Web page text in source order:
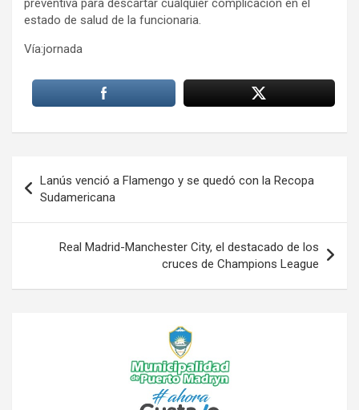
preventiva para descartar cualquier complicación en el
estado de salud de la funcionaria.
Vía:jornada
de
entradas
Lanús venció a Flamengo y se quedó con la Recopa
Sudamericana
Real Madrid-Manchester City, el destacado de los
cruces de Champions League